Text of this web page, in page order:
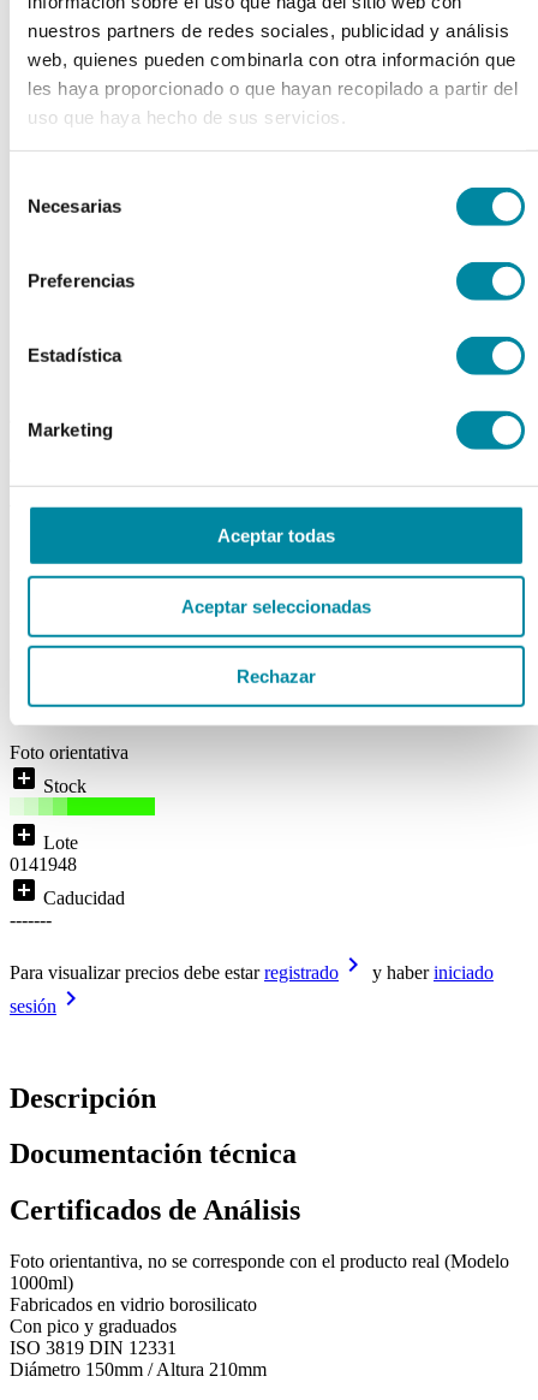
nuestros partners de redes sociales, publicidad y análisis
web, quienes pueden combinarla con otra información que
les haya proporcionado o que hayan recopilado a partir del
uso que haya hecho de sus servicios.
Necesarias
Preferencias
Estadística
Marketing
Aceptar todas
Aceptar seleccionadas
Rechazar
chevron_left chevron_right
adquiriendo este producto
VASO 3000ml VIDRIO SIMAX
Ref. Mg10046
ENTREGA INMEDIATA
local_shippingDisponibilidad:Entrega inmediata
Foto orientativa
add_box Stock
add_box Lote
0141948
add_box Caducidad
-------
Para visualizar precios debe estarregistrado keyboard_arrow_right y haberiniciado
sesión keyboard_arrow_right
Descripción
Documentación técnica
Certificados de Análisis
Foto orientantiva, no se corresponde con el producto real (Modelo
1000ml)
Fabricados en vidrio borosilicato
Con pico y graduados
ISO 3819 DIN 12331
Diámetro 150mm / Altura 210mm